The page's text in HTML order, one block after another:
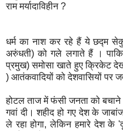
राम मर्यादाविहीन?
धर्म का नाश कर रहे हैं ये छद्म
अरुंधती)को गले लगाते हैं ।
प्रमुख)समोसा खाते हुए क्रिकेट
) आतंकवादियों को देशवासियों पर
होटल ताज में फंसी जनता को बचाने
गवां दी। शहीद हो गए देश के
ले रहा होगा,लेकिन हमारे देश के'